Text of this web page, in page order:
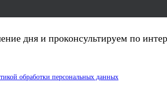
дня и проконсультируем по
обработки персональных данных